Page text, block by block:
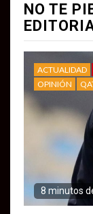
NO TE
ACTUALIDAD
OPINIÓN
8 minutos